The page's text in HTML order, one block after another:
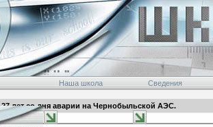
Наша школа Сведения
27 лет со дня аварии на Чернобыльской АЭС.